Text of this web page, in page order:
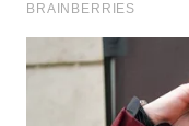
WN
MANDALIKA
LIKUPANG